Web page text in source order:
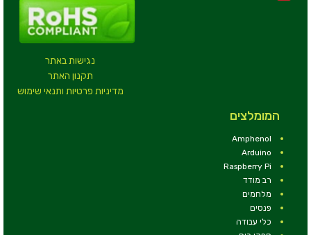
נגישות באתר
תקנון האתר
מדיניות פרטיות ותנאי שימוש
המומלצים
Amphenol
Arduino
Raspberry Pi
רב מודד
מלחמים
פנסים
כלי עבודה